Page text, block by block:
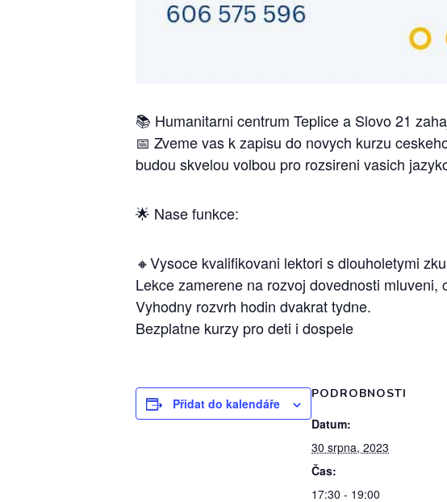
📚 Humanitarni centrum Teplice a Slovo 21
📅 Zveme vas k zapisu do novych kurzu
budou skvelou volbou pro rozsireni vasich
🌟 Nase funkce:
🔸Vysoce kvalifikovani lektori s dlouholetymi
Lekce zamerene na rozvoj dovednosti mluveni,
Vyhodny rozvrh hodin dvakrat tydne.
Bezplatne kurzy pro deti i dospele
Přidat do kalendáře
PODROBNOSTI
Datum:
30 srpna, 2023
Čas:
17:30 - 19:00